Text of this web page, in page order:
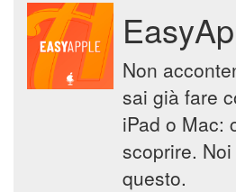
Non
sai già fare
iPad o Mac:
scoprire.
questo.